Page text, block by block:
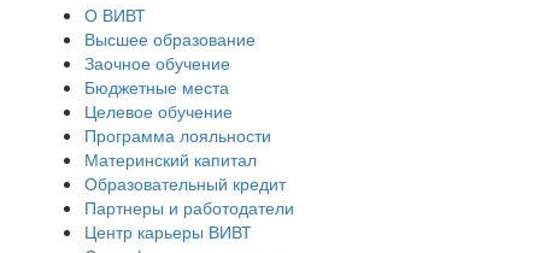
О ВИВТ
Высшее образование
Заочное обучение
Бюджетные места
Целевое обучение
Программа лояльности
Материнский капитал
Образовательный кредит
Партнеры и работодатели
Центр карьеры ВИВТ